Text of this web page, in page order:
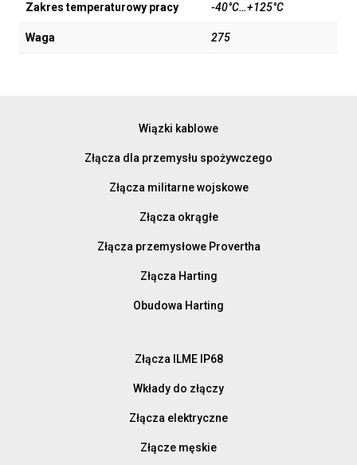
Zakres temperaturowy pracy -40°C…+125°C
Waga 275
Wiązki kablowe
Złącza dla przemysłu spożywczego
Złącza militarne wojskowe
Złącza okrągłe
Złącza przemysłowe Provertha
Złącza Harting
Obudowa Harting
Złącza ILME IP68
Wkłady do złączy
Złącza elektryczne
Złącze męskie